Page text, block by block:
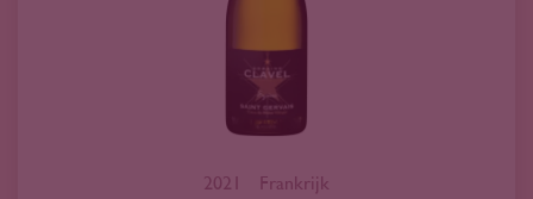
2021 Frankrijk